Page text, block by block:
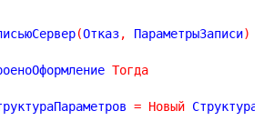
(Отказ, ПараметрыЗаписи)
Тогда
= Новый Структура